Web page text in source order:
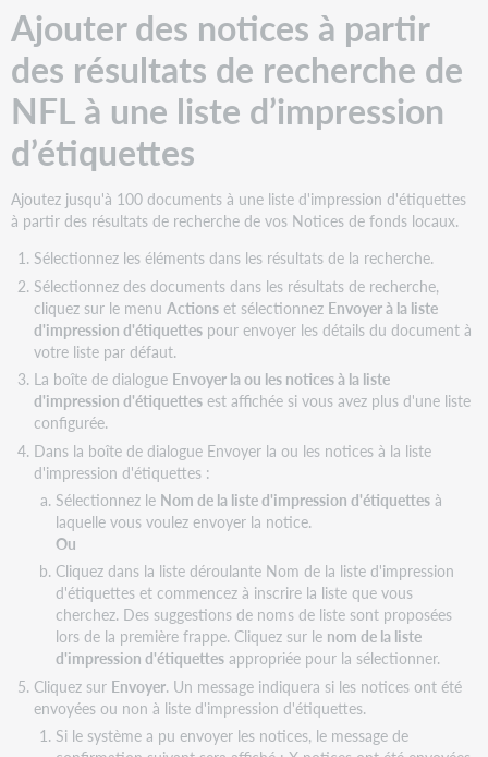
Ajouter des notices à partir
des résultats de recherche de
NFL à une liste d’impression
d’étiquettes
Ajoutez jusqu'à 100 documents à une liste d'impression d'étiquettes
à partir des résultats de recherche de vos Notices de fonds locaux.
Sélectionnez les éléments dans les résultats de la recherche.
Sélectionnez des documents dans les résultats de recherche,
cliquez sur le menu Actionset sélectionnez Envoyer à la liste
d'impression d'étiquettespour envoyer les détails du document à
votre liste par défaut.
La boîte de dialogue Envoyer la ou les notices à la liste
d'impression d'étiquettesest affichée si vous avez plus d'une liste
configurée.
Dans la boîte de dialogue Envoyer la ou les notices à la liste
d'impression d'étiquettes :
Sélectionnez le Nom de la liste d'impression d'étiquettesà
laquelle vous voulez envoyer la notice.
Ou
Cliquez dans la liste déroulante Nom de la liste d'impression
d'étiquettes et commencez à inscrire la liste que vous
cherchez. Des suggestions de noms de liste sont proposées
lors de la première frappe. Cliquez sur le nom de la liste
d'impression d'étiquettesappropriée pour la sélectionner.
Cliquez sur Envoyer. Un message indiquera si les notices ont été
envoyées ou non à liste d'impression d'étiquettes.
Si le système a pu envoyer les notices, le message de